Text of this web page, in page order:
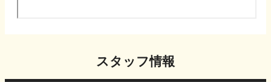
スタッフ情報